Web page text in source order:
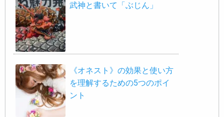
武神と書いて「ぶじん」
《オネスト》の効果と使い方
を理解するための5つのポイ
ント